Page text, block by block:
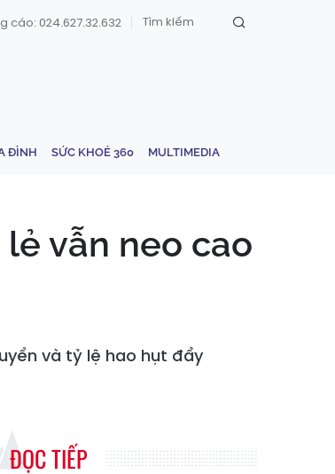
cáo: 024.627.32.632
ĐÌNH SỨC KHOẺ 360 MULTIMEDIA
vẫn neo cao
và tỷ lệ hao hụt đẩy
ĐỌC TIẾP